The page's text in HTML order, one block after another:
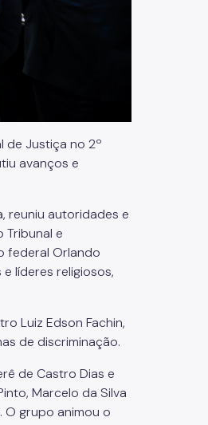
de Justiça no 2º
avanços e
reuniu autoridades e
e
federal Orlando
líderes religiosos,
Luiz Edson Fachin,
de discriminação.
de Castro Dias e
Marcelo da Silva
O grupo animou o